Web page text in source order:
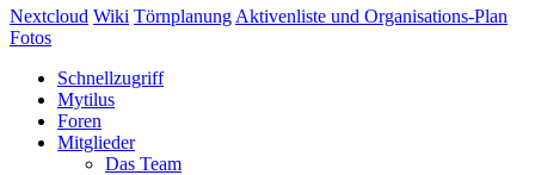
Nextcloud Wiki Törnplanung Aktivenliste und Organisations-Plan
Fotos
Schnellzugriff
Mytilus
Foren
Mitglieder
Das Team